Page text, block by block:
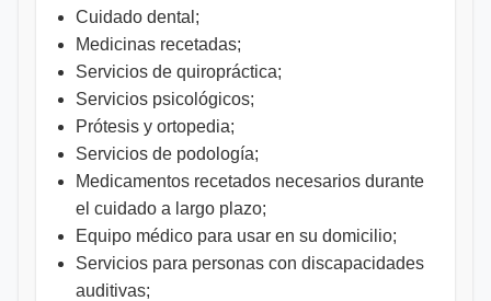
Cuidado dental;
Medicinas recetadas;
Servicios de quiropráctica;
Servicios psicológicos;
Prótesis y ortopedia;
Servicios de podología;
Medicamentos recetados necesarios durante
el cuidado a largo plazo;
Equipo médico para usar en su domicilio;
Servicios para personas con discapacidades
auditivas;